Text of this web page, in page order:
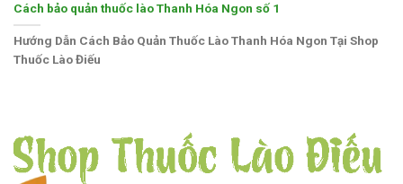
Cách bảo quản thuốc lào Thanh Hóa Ngon số 1
Hướng Dẫn Cách Bảo Quản Thuốc Lào Thanh Hóa Ngon Tại Shop
Thuốc Lào Điếu